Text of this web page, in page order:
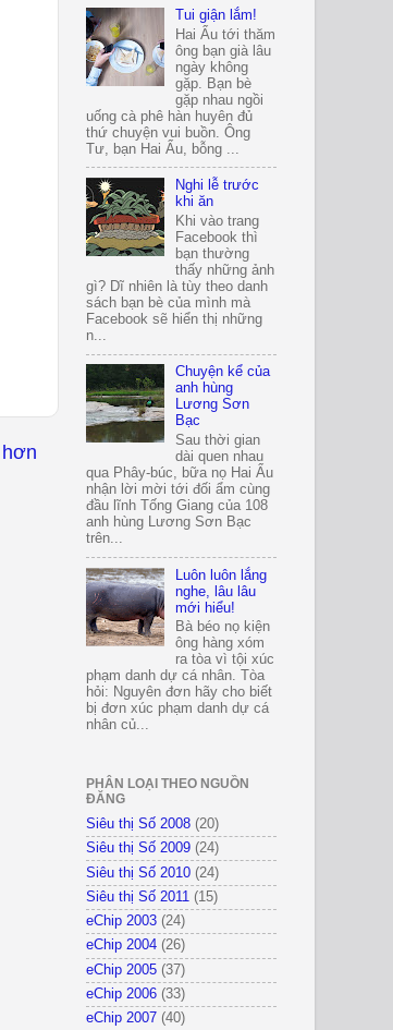
Tui giận lắm!
Hai Ẩu tới thăm
ông bạn già lâu
ngày không
gặp. Bạn bè
gặp nhau ngồi
uống cà phê hàn huyên đủ
thứ chuyện vui buồn. Ông
Tư, bạn Hai Ẩu, bỗng ...
Nghi lễ trước
khi ăn
Khi vào trang
Facebook thì
bạn thường
thấy những ảnh
gì? Dĩ nhiên là tùy theo danh
sách bạn bè của mình mà
Facebook sẽ hiển thị những
n...
Chuyện kể của
anh hùng
Lương Sơn
Bạc
Sau thời gian
dài quen nhau
qua Phây-búc, bữa nọ Hai Ẩu
nhận lời mời tới đối ẩm cùng
đầu lĩnh Tống Giang của 108
anh hùng Lương Sơn Bạc
trên...
Luôn luôn lắng
nghe, lâu lâu
mới hiểu!
Bà béo nọ kiện
ông hàng xóm
ra tòa vì tội xúc
phạm danh dự cá nhân. Tòa
hỏi: Nguyên đơn hãy cho biết
bị đơn xúc phạm danh dự cá
nhân củ...
PHÂN LOẠI THEO NGUỒN
ĐĂNG
Siêu thị Số 2008 (20)
Siêu thị Số 2009 (24)
Siêu thị Số 2010 (24)
Siêu thị Số 2011 (15)
eChip 2003 (24)
eChip 2004 (26)
eChip 2005 (37)
eChip 2006 (33)
eChip 2007 (40)